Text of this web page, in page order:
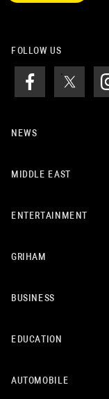
FOLLOW US
NEWS
MIDDLE EAST
ENTERTAINMENT
GRIHAM
BUSINESS
EDUCATION
AUTOMOBILE